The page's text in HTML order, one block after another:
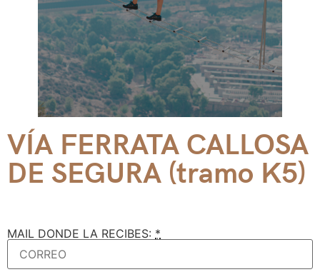
VÍA FERRATA CALLOSA
DE SEGURA (tramo K5)
MAIL DONDE LA RECIBES: *